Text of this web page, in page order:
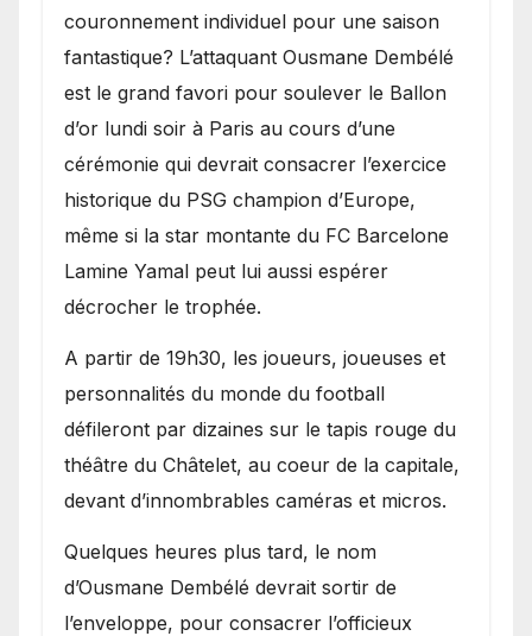
couronnement individuel pour une saison
fantastique? L’attaquant Ousmane Dembélé
est le grand favori pour soulever le Ballon
d’or lundi soir à Paris au cours d’une
cérémonie qui devrait consacrer l’exercice
historique du PSG champion d’Europe,
même si la star montante du FC Barcelone
Lamine Yamal peut lui aussi espérer
décrocher le trophée.
A partir de 19h30, les joueurs, joueuses et
personnalités du monde du football
défileront par dizaines sur le tapis rouge du
théâtre du Châtelet, au coeur de la capitale,
devant d’innombrables caméras et micros.
Quelques heures plus tard, le nom
d’Ousmane Dembélé devrait sortir de
l’enveloppe, pour consacrer l’officieux